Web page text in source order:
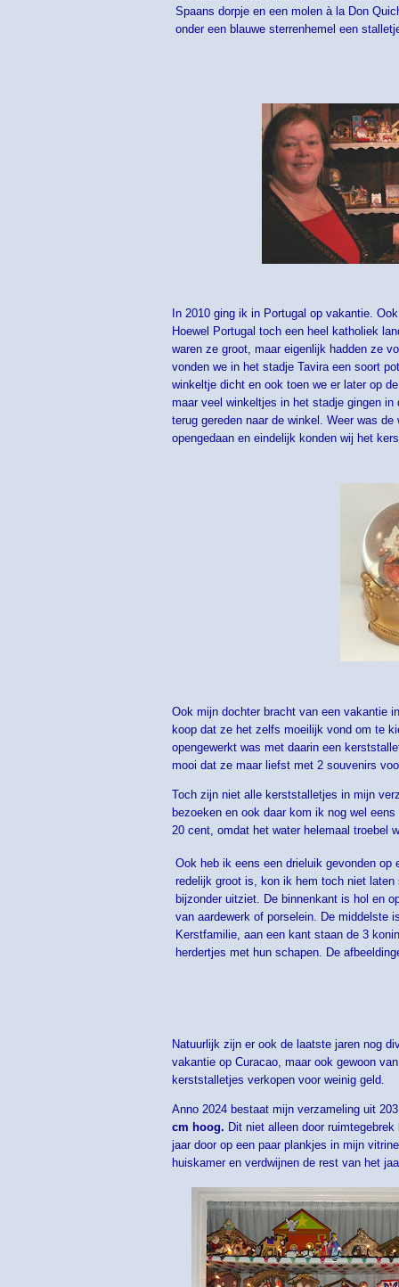
Spaans dorpje en een molen à la Don
onder een blauwe sterrenhemel een
In 2010 ging ik in Portugal op vakantie.
Hoewel Portugal toch een heel katholiek
waren ze groot, maar eigenlijk hadden ze
vonden we in het stadje Tavira een soort
winkeltje dicht en ook toen we er later op
maar veel winkeltjes in het stadje gingen
terug gereden naar de winkel. Weer was
opengedaan en eindelijk konden wij het
Ook mijn dochter bracht van een vakantie
koop dat ze het zelfs moeilijk vond om te
opengewerkt was met daarin een
mooi dat ze maar liefst met 2 souvenirs
Toch zijn niet alle kerststalletjes in mijn
bezoeken en ook daar kom ik nog wel
20 cent, omdat het water helemaal troebel
Ook heb ik eens een drieluik gevonden op
redelijk groot is, kon ik hem toch niet
bijzonder uitziet. De binnenkant is hol en
van aardewerk of porselein. De middelste
Kerstfamilie, aan een kant staan de 3
herdertjes met hun schapen. De
Natuurlijk zijn er ook de laatste jaren nog
vakantie op Curacao, maar ook gewoon
kerststalletjes verkopen voor weinig geld.
Anno 2024 bestaat mijn verzameling uit
cm hoog. Dit niet alleen door
jaar door op een paar plankjes in mijn
huiskamer en verdwijnen de rest van het